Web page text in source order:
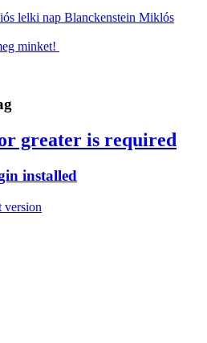
lelki nap Blanckenstein Miklós
minket!
greater is required
installed
version